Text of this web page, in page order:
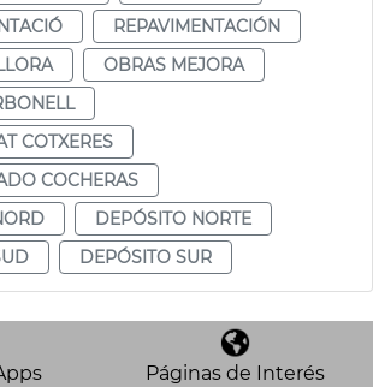
REPAVIMENTACIÓN
OBRAS MEJORA
COTXERES
COCHERAS
DEPÓSITO NORTE
DEPÓSITO SUR
Páginas de Interés